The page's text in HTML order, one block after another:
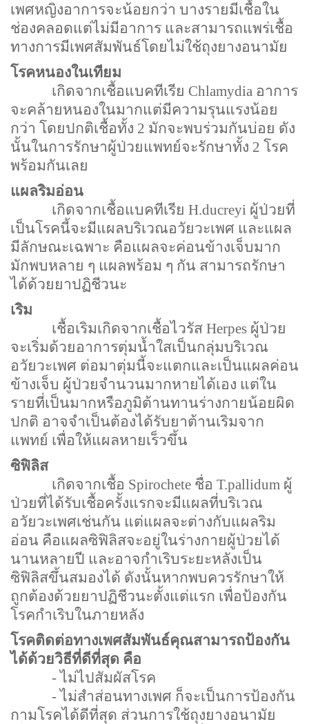
เพศหญิงอาการจะน้อยกว่า บางรายมีเชื้อใน
ช่องคลอดแต่ไม่มีอาการ และสามารถแพร่เชื้อ
ทางการมีเพศสัมพันธ์โดยไม่ใช้ถุงยางอนามัย
โรคหนองในเทียม
เกิดจากเชื้อแบคทีเรีย Chlamydia อาการ
จะคล้ายหนองในมากแต่มีความรุนแรงน้อย
กว่า โดยปกติเชื้อทั้ง 2 มักจะพบร่วมกันบ่อย ดัง
นั้นในการรักษาผู้ป่วยแพทย์จะรักษาทั้ง 2 โรค
พร้อมกันเลย
แผลริมอ่อน
เกิดจากเชื้อแบคทีเรีย H.ducreyi ผู้ป่วยที่
เป็นโรคนี้จะมีแผลบริเวณอวัยวะเพศ และแผล
มีลักษณะเฉพาะ คือแผลจะค่อนข้างเจ็บมาก
มักพบหลาย ๆ แผลพร้อม ๆ กัน สามารถรักษา
ได้ด้วยยาปฏิชีวนะ
เริม
เชื้อเริมเกิดจากเชื้อไวรัส Herpes ผู้ป่วย
จะเริ่มด้วยอาการตุ่มน้ำใสเป็นกลุ่มบริเวณ
อวัยวะเพศ ต่อมาตุ่มนี้จะแตกและเป็นแผลค่อน
ข้างเจ็บ ผู้ป่วยจำนวนมากหายได้เอง แต่ใน
รายที่เป็นมากหรือภูมิต้านทานร่างกายน้อยผิด
ปกติ อาจจำเป็นต้องได้รับยาต้านเริมจาก
แพทย์ เพื่อให้แผลหายเร็วขึ้น
ซิฟิลิส
เกิดจากเชื้อ Spirochete ชื่อ T.pallidum ผู้
ป่วยที่ได้รับเชื้อครั้งแรกจะมีแผลที่บริเวณ
อวัยวะเพศเช่นกัน แต่แผลจะต่างกับแผลริม
อ่อน คือแผลซิฟิลิสจะอยู่ในร่างกายผู้ป่วยได้
นานหลายปี และอาจกำเริบระยะหลังเป็น
ซิฟิลิสขึ้นสมองได้ ดังนั้นหากพบควรรักษาให้
ถูกต้องด้วยยาปฏิชีวนะตั้งแต่แรก เพื่อป้องกัน
โรคกำเริบในภายหลัง
โรคติดต่อทางเพศสัมพันธ์คุณสามารถป้องกัน
ได้ด้วยวิธีที่ดีที่สุด คือ
-ไม่ไปสัมผัสโรค
-ไม่สำส่อนทางเพศ ก็จะเป็นการป้องกัน
กามโรคได้ดีที่สุด ส่วนการใช้ถุงยางอนามัย